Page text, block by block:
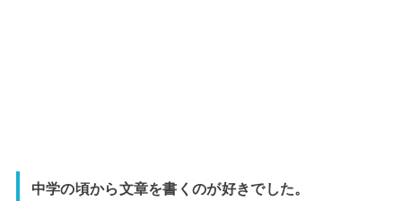
中学の頃から文章を書くのが好きでした。